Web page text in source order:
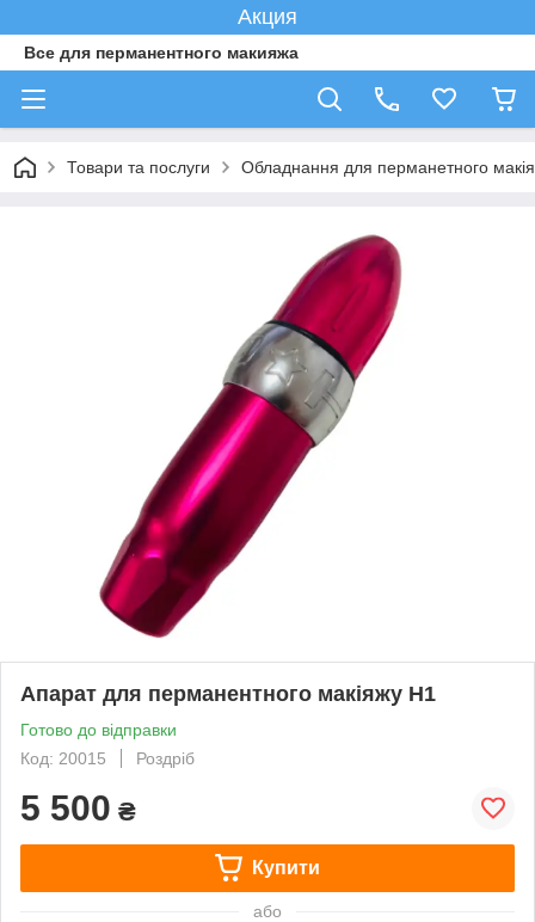
Акция
Все для перманентного макияжа
Товари та послуги Обладнання для перманетного
Апарат для перманентного макіяжу Н1
Готово до відправки
Код: 20015
Роздріб
5 500 ₴
Купити
або